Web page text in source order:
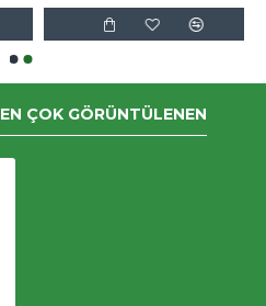
EN ÇOK GÖRÜNTÜLENEN